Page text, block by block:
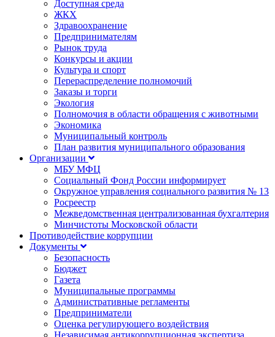
Доступная среда
ЖКХ
Здравоохранение
Предпринимателям
Рынок труда
Конкурсы и акции
Культура и спорт
Перераспределение полномочий
Заказы и торги
Экология
Полномочия в области обращения с животными
Экономика
Муниципальный контроль
План развития муниципального образования
Организации
МБУ МФЦ
Социальный Фонд России информирует
Окружное управления социального развития № 13
Росреестр
Межведомственная централизованная бухгалтерия
Минчистоты Московской области
Противодействие коррупции
Документы
Безопасность
Бюджет
Газета
Муниципальные программы
Административные регламенты
Предприниматели
Оценка регулирующего воздействия
Независимая антикоррупционная экспертиза